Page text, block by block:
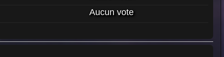
Aucun vote